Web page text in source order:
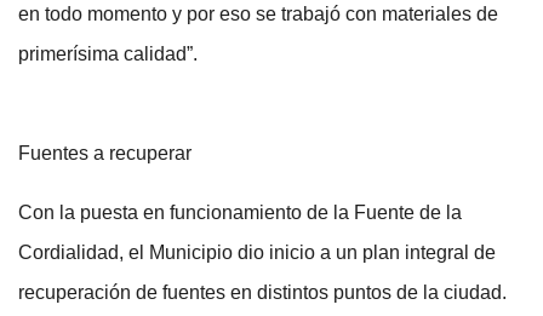
en todo momento y por eso se trabajó con materiales de
primerísima calidad”.
Fuentes a recuperar
Con la puesta en funcionamiento de la Fuente de la
Cordialidad, el Municipio dio inicio a un plan integral de
recuperación de fuentes en distintos puntos de la ciudad.